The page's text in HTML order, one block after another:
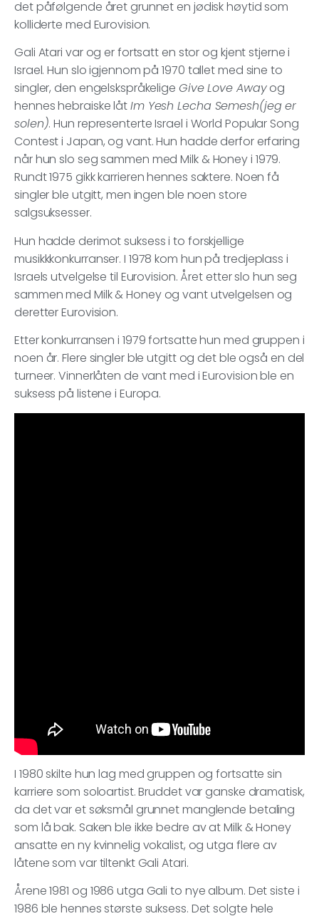
det påfølgende året grunnet en jødisk høytid som
kolliderte med Eurovision.
Gali Atari var og er fortsatt en stor og kjent stjerne i
Israel. Hun slo igjennom på 1970 tallet med sine to
singler, den engelskspråkelige Give Love Awayog
hennes hebraiske låtIm Yesh Lecha Semesh(jeg er
solen). Hun representerte Israel i World Popular Song
Contest i Japan, og vant. Hun hadde derfor erfaring
når hun slo seg sammen med Milk & Honey i 1979.
Rundt 1975 gikk karrieren hennes saktere. Noen få
singler ble utgitt, men ingen ble noen store
salgsuksesser.
Hun hadde derimot suksess i to forskjellige
musikkkonkurranser. I 1978 kom hun på tredjeplass i
Israels utvelgelse til Eurovision. Året etter slo hun seg
sammen med Milk & Honey og vant utvelgelsen og
deretter Eurovision.
Etter konkurransen i 1979 fortsatte hun med gruppen i
noen år. Flere singler ble utgitt og det ble også en del
turneer. Vinnerlåten de vant med i Eurovision ble en
suksess på listene i Europa.
I 1980 skilte hun lag med gruppen og fortsatte sin
karriere som soloartist. Bruddet var ganske dramatisk,
da det var et søksmål grunnet manglende betaling
som lå bak. Saken ble ikke bedre av at Milk & Honey
ansatte en ny kvinnelig vokalist, og utga flere av
låtene som var tiltenkt Gali Atari.
Årene 1981 og 1986 utga Gali to nye album. Det siste i
1986 ble hennes største suksess. Det solgte hele